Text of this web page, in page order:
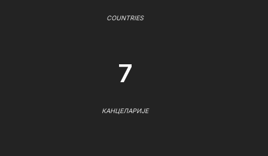
COUNTRIES
7
КАНЦЕЛАРИЈЕ